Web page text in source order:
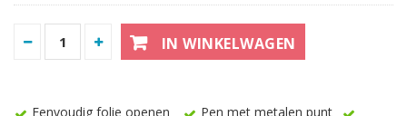
IN WINKELWAGEN
Eenvoudig folie openen
Pen met metalen punt